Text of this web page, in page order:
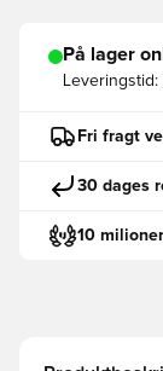
På lager
Leveringstid:
Fri fragt
30 dages
10